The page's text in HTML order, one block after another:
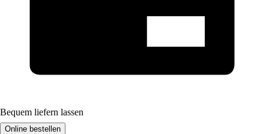
Bequem liefern lassen
Online bestellen